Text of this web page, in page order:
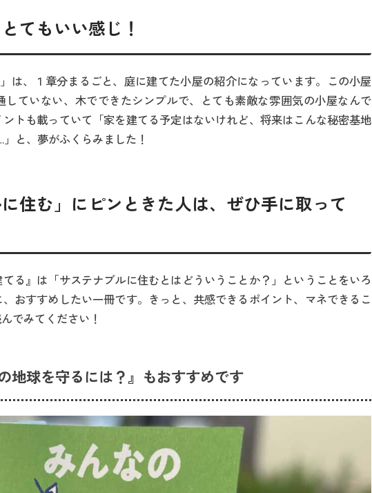
てもいい感じ！
は、１章分まるごと、庭に建てた小屋の紹介になっています。この小屋
していない、木でできたシンプルで、とても素敵な雰囲気の小屋なんで
トも載っていて「家を建てる予定はないけれど、将来はこんな秘密基地
と、夢がふくらみました！
に住む」にピンときた人は、ぜひ手に取って
てる』は「サステナブルに住むとはどういうことか？」ということをいろ
おすすめしたい一冊です。きっと、共感できるポイント、マネできるこ
でみてください！
地球を守るには？』もおすすめです